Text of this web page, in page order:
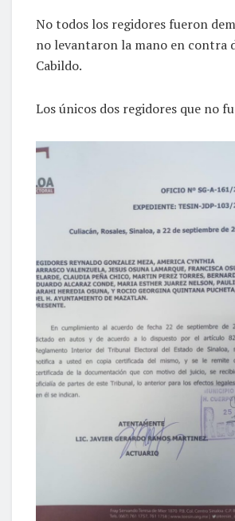
No todos los regidores fueron
no levantaron la mano en contra
Cabildo.
Los únicos dos regidores que no